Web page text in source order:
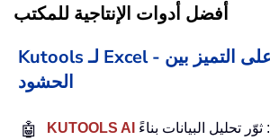
أفضل أدوات الإنتاجية للمكتب
Kutools لـ Excel - يساعدك على التميز بين
الحشود
🤖
: ثوّر تحليل البيانات بناءً